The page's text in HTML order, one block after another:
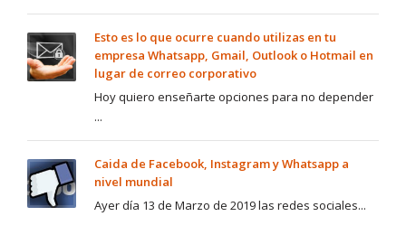
Esto es lo que ocurre cuando utilizas en tu
empresa Whatsapp, Gmail, Outlook o Hotmail en
lugar de correo corporativo
Hoy quiero enseñarte opciones para no depender
...
Caida de Facebook, Instagram y Whatsapp a
nivel mundial
Ayer día 13 de Marzo de 2019 las redes sociales...